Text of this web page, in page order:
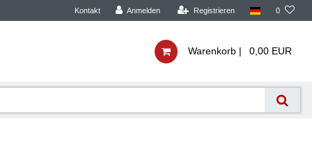
Kontakt Anmelden Registrieren 0
Warenkorb | 0,00 EUR